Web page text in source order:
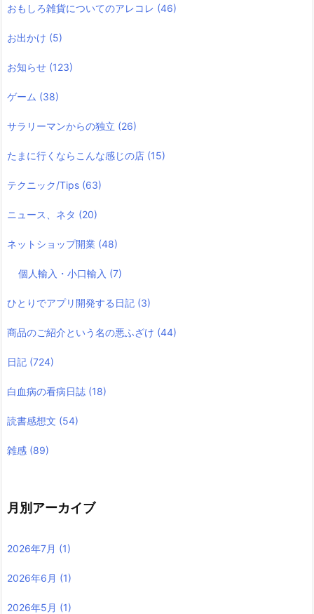
おもしろ雑貨についてのアレコレ (46)
お出かけ (5)
お知らせ (123)
ゲーム (38)
サラリーマンからの独立 (26)
たまに行くならこんな感じの店 (15)
テクニック/Tips (63)
ニュース、ネタ (20)
ネットショップ開業 (48)
個人輸入・小口輸入 (7)
ひとりでアプリ開発する日記 (3)
商品のご紹介という名の悪ふざけ (44)
日記 (724)
白血病の看病日誌 (18)
読書感想文 (54)
雑感 (89)
月別アーカイブ
2026年7月 (1)
2026年6月 (1)
2026年5月 (1)